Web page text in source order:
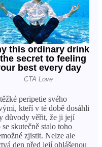
peripetie svého
kteří v té době dosáhli
důvody věřit, že ji její
skutečně stalo toho
zjistit. Nelze ale
den před její ohlášenou